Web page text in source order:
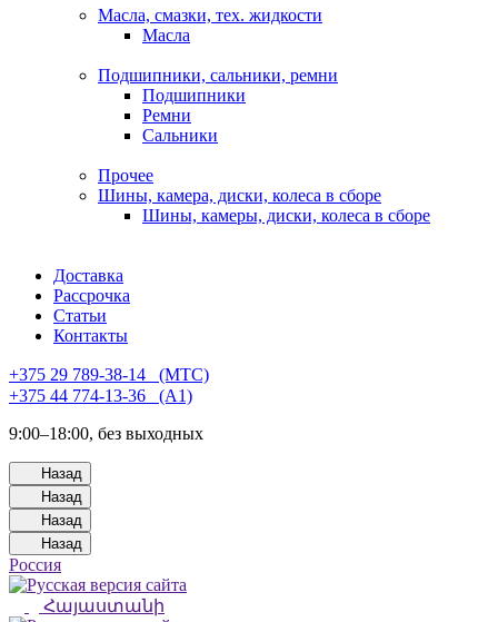
Масла, смазки, тех. жидкости
Масла
Подшипники, сальники, ремни
Подшипники
Ремни
Сальники
Прочее
Шины, камера, диски, колеса в сборе
Шины, камеры, диски, колеса в сборе
Доставка
Рассрочка
Статьи
Контакты
+375 29 789-38-14⠀(МТС)
+375 44 774-13-36⠀(А1)
9:00–18:00, без выходных
Назад
Назад
Назад
Назад
Россия
Հայաստանի